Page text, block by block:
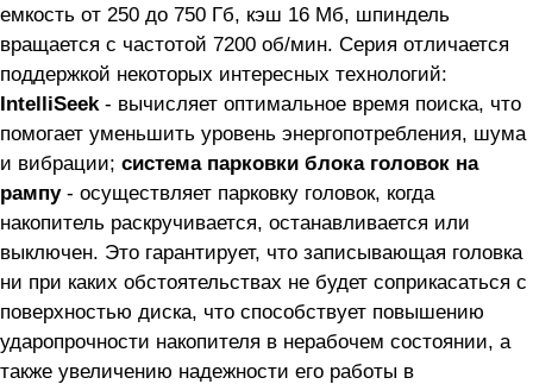
емкость от 250 до 750 Гб, кэш 16 Мб, шпиндель
вращается с частотой 7200 об/мин. Серия отличается
поддержкой некоторых интересных технологий:
IntelliSeek - вычисляет оптимальное время поиска, что
помогает уменьшить уровень энергопотребления, шума
и вибрации; система парковки блока головок на
рампу- осуществляет парковку головок, когда
накопитель раскручивается, останавливается или
выключен. Это гарантирует, что записывающая головка
ни при каких обстоятельствах не будет соприкасаться с
поверхностью диска, что способствует повышению
ударопрочности накопителя в нерабочем состоянии, а
также увеличению надежности его работы в